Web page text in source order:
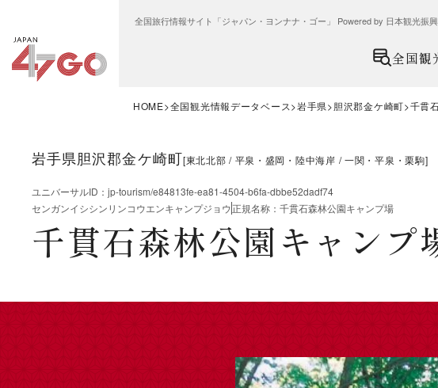
全国旅行情報サイト「ジャパン・ヨンナナ・ゴー」 Powered by 日本観光振
全国観
HOME 全国観光情報データベース 岩手県 胆沢郡金ケ崎町 千貫
岩手県胆沢郡金ケ崎町[東北北部 平泉・盛岡・陸中海岸 一関・平泉・栗駒]
ユニバーサルID ： jp-tourism/e84813fe-ea81-4504-b6fa-dbbe52dadf74
センガンイシシンリンコウエンキャンプジョウ正規名称 ： 千貫石森林公園キャンプ場
千貫石森林公園キャンプ